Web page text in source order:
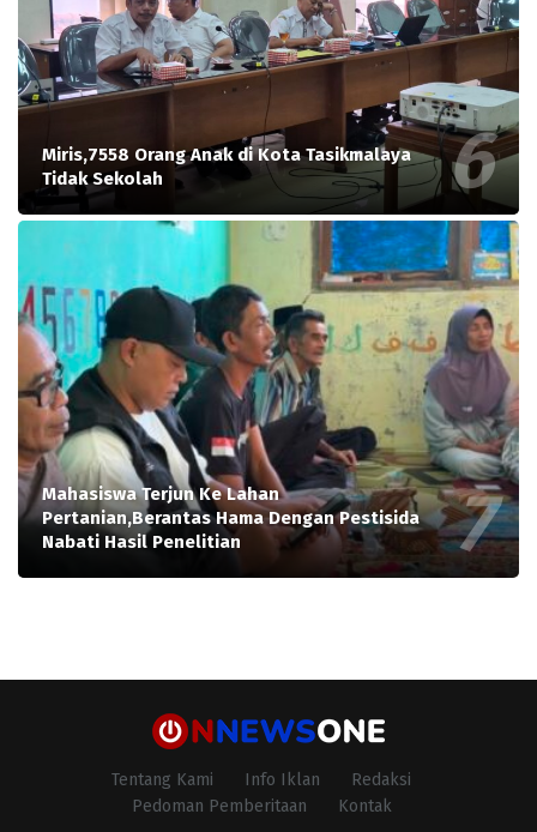
Miris,7558 Orang Anak di Kota Tasikmalaya
Tidak Sekolah
Mahasiswa Terjun Ke Lahan
Pertanian,Berantas Hama Dengan Pestisida
Nabati Hasil Penelitian
Tentang Kami Info Iklan
Redaksi
Pedoman Pemberitaan
Kontak